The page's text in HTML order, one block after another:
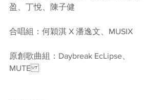
盈、丁悅、陳子健
合唱組：何穎淇 X 潘逸文、MUSIX
原創歌曲組：Daybreak EcLipse、
MUTE